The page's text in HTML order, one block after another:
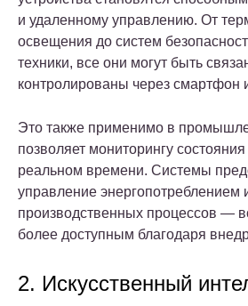
и удаленному управлению. От
освещения до систем
техники, все они могут быть
контролированы через смартфон
Это также применимо в
позволяет мониторингу
реальном времени. Системы
управление энергопотреблением
производственных процессов —
более доступным благодаря
2. Искусственный